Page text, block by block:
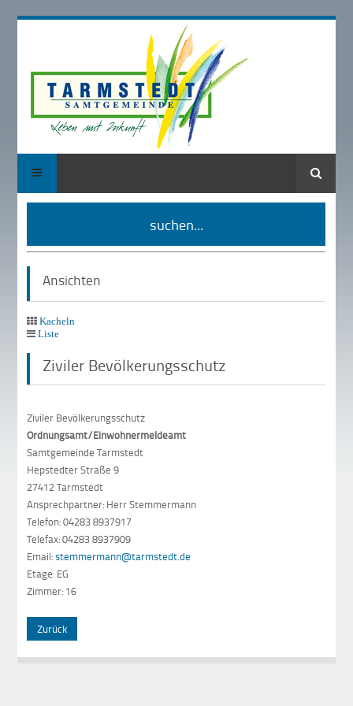
Suche
suchen...
Ansichten
Kacheln
Liste
Ziviler Bevölkerungsschutz
Ziviler Bevölkerungsschutz
Ordnungsamt/Einwohnermeldeamt
Samtgemeinde Tarmstedt
Hepstedter Straße 9
27412 Tarmstedt
Ansprechpartner: Herr Stemmermann
Telefon: 04283 8937917
Telefax: 04283 8937909
Email:stemmermann@tarmstedt.de
Etage: EG
Zimmer: 16
Zurück